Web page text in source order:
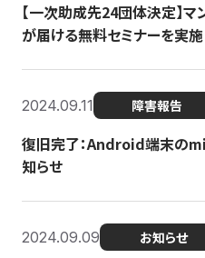
【一次助成先24団体決定】
が届ける無料セミナーを実施
2024.09.11 障害報告
復旧完了：Android端末の
知らせ
2024.09.09 お知らせ